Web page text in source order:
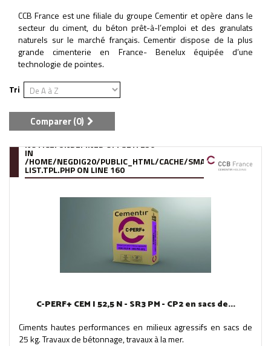
CCB France est une filiale du groupe Cementir et opère dans le
secteur du ciment, du béton prêt-à-l’emploi et des granulats
naturels sur le marché français. Cementir dispose de la plus
grande cimenterie en France- Benelux équipée d’une
technologie de pointes.
Tri
Comparer (0)
NOTICE: UNDEFINED OFFSET: 250
IN
/HOME/NEGDIG20/PUBLIC_HTML/CACHE/SMARTY/
LIST.TPL.PHPON LINE 160
C-PERF+ CEM I 52,5 N - SR3 PM - CP2 en sacs de...
Ciments hautes performances en milieux agressifs en sacs de
25 kg. Travaux de bétonnage, travaux à la mer.